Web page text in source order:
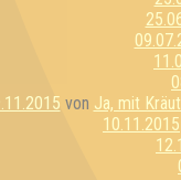
von Ja, mit
10.11.2015